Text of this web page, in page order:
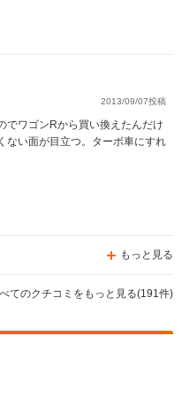
2013/09/07投稿
でワゴンRから買い換えたんだけ
ない面が目立つ。ターボ車にすれ
もっと見る
てのクチコミをもっと見る(191件)